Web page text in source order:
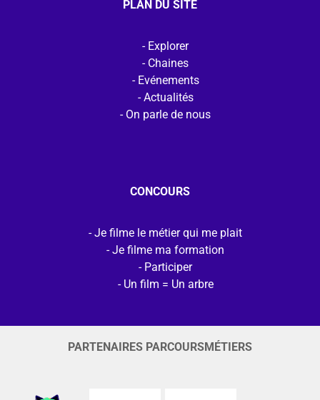
PLAN DU SITE
Explorer
Chaines
Evénements
Actualités
On parle de nous
CONCOURS
Je filme le métier qui me plait
Je filme ma formation
Participer
Un film = Un arbre
PARTENAIRES PARCOURSMÉTIERS